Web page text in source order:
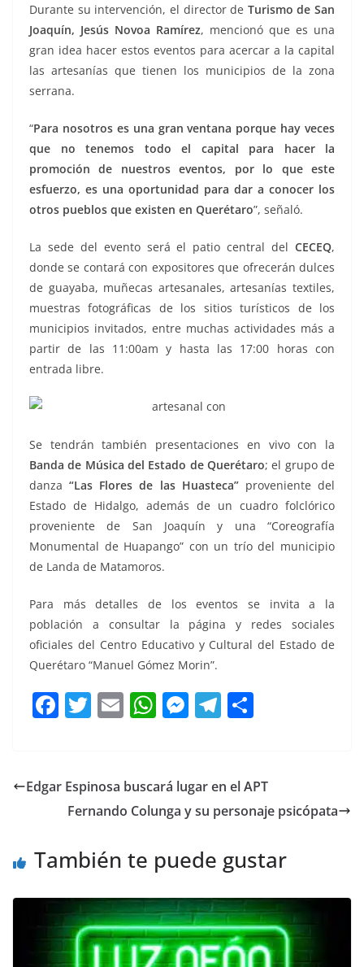
Durante su intervención, el director de Turismo de San
Joaquín, Jesús Novoa Ramírez, mencionó que es una
gran idea hacer estos eventos para acercar a la capital
las artesanías que tienen los municipios de la zona
serrana.
“Para nosotros es una gran ventana porque hay veces
que no tenemos todo el capital para hacer la
promoción de nuestros eventos, por lo que este
esfuerzo, es una oportunidad para dar a conocer los
otros pueblos que existen en Querétaro”, señaló.
La sede del evento será el patio central del CECEQ,
donde se contará con expositores que ofrecerán dulces
de guayaba, muñecas artesanales, artesanías textiles,
muestras fotográficas de los sitios turísticos de los
municipios invitados, entre muchas actividades más a
partir de las 11:00am y hasta las 17:00 horas con
entrada libre.
Se tendrán también presentaciones en vivo con la
Banda de Música del Estado de Querétaro; el grupo de
danza“Las Flores de las Huasteca”proveniente del
Estado de Hidalgo, además de un cuadro folclórico
proveniente de San Joaquín y una “Coreografía
Monumental de Huapango” con un trío del municipio
de Landa de Matamoros.
Para más detalles de los eventos se invita a la
población a consultar la página y redes sociales
oficiales del Centro Educativo y Cultural del Estado de
Querétaro “Manuel Gómez Morin”.
F
e
b
o
T
er
E
l
W
s
A
p
M
e
n
er
T
gr
a
p
ar
Edgar Espinosa buscará lugar en el APT
Fernando Colunga y su personaje psicópata
También te puede gustar